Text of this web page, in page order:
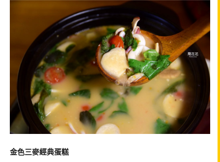
金色三麥經典蛋糕